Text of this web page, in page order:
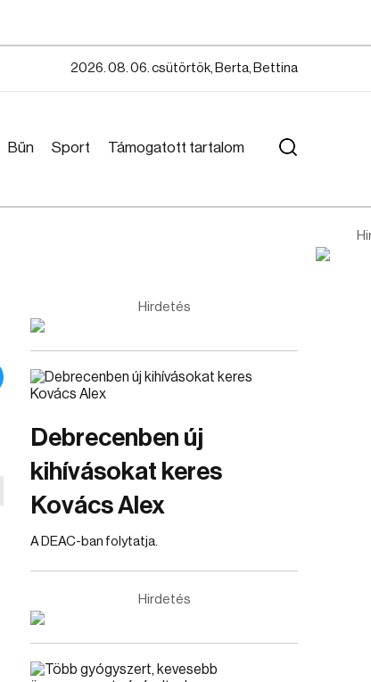
2026. 08. 06. csütörtök, Berta, Bettina
Bűn Sport Támogatott tartalom
Hirdetés
Debrecenben új
kihívásokat keres
Kovács Alex
A DEAC-ban folytatja.
Hirdetés